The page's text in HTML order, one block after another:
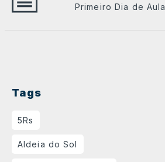
Primeiro Dia de Aula
Tags
5Rs
Aldeia do Sol